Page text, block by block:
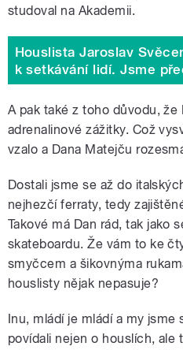
studoval na Akademii.
Houslista Jaroslav
k setkávání lidí. Jsme
A pak také z toho důvodu,
adrenalinové zážitky. Což
vzalo a Dana Matejču
Dostali jsme se až do
nejhezčí ferraty, tedy
Takové má Dan rád, tak jako
skateboardu. Že vám to ke
smyčcem a šikovnýma
houslisty nějak nepasuje?
Inu, mládí je mládí a my jsme
povídali nejen o houslích, ale